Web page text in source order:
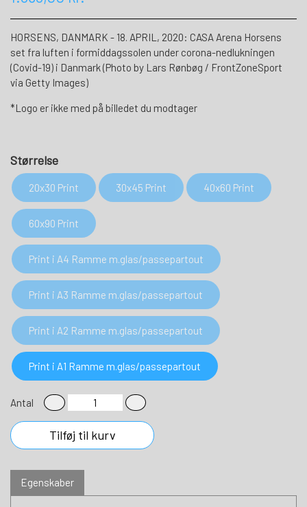
HORSENS, DANMARK - 18. APRIL, 2020: CASA Arena Horsens
set fra luften i formiddagssolen under corona-nedlukningen
(Covid-19) i Danmark (Photo by Lars Rønbøg / FrontZoneSport
via Getty Images)
*Logo er ikke med på billedet du modtager
Størrelse
20x30 Print 30x45 Print 40x60 Print
60x90 Print
Print i A4 Ramme m.glas/passepartout
Print i A3 Ramme m.glas/passepartout
Print i A2 Ramme m.glas/passepartout
Print i A1 Ramme m.glas/passepartout
Antal
Tilføj til kurv
Egenskaber